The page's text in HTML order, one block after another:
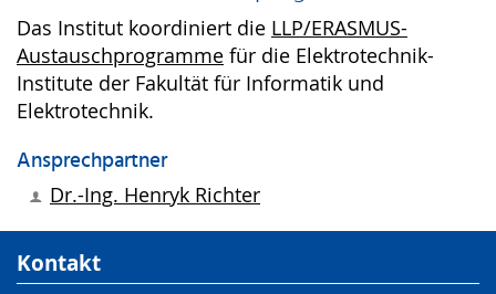
Das Institut koordiniert die LLP/ERASMUS-
Austauschprogramme für die Elektrotechnik-
Institute der Fakultät für Informatik und
Elektrotechnik.
Ansprechpartner
Dr.-Ing. Henryk Richter
Kontakt